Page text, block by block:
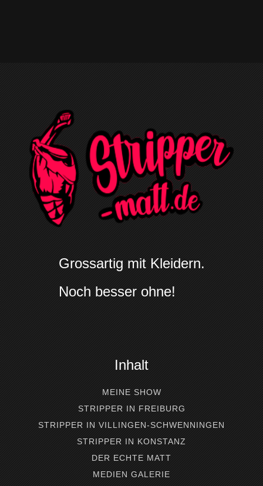
Grossartig mit Kleidern.
Noch besser ohne!
Inhalt
MEINE SHOW
STRIPPER IN FREIBURG
STRIPPER IN VILLINGEN-SCHWENNINGEN
STRIPPER IN KONSTANZ
DER ECHTE MATT
MEDIEN GALERIE